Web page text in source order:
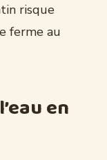
risque
ferme au
en